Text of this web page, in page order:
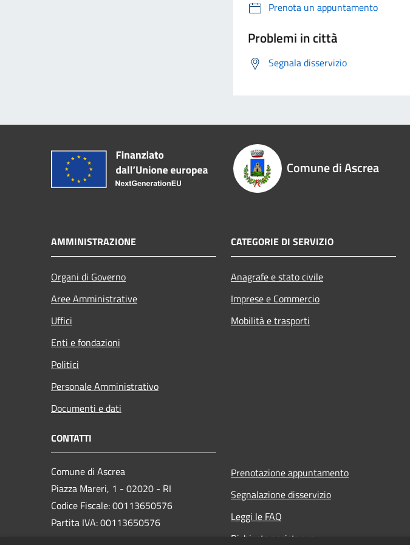
Prenota un appuntamento
Problemi in città
Segnala disservizio
Comune di Ascrea
AMMINISTRAZIONE
Organi di Governo
Aree Amministrative
Uffici
Enti e fondazioni
Politici
Personale Amministrativo
Documenti e dati
CATEGORIE DI SERVIZIO
Anagrafe e stato civile
Imprese e Commercio
Mobilità e trasporti
CONTATTI
Comune di Ascrea
Piazza Mareri, 1 - 02020 - RI
Codice Fiscale: 00113650576
Partita IVA: 00113650576
Prenotazione appuntamento
Segnalazione disservizio
Leggi le FAQ
Richiesta assistenza